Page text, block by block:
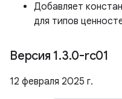
Добавляет
для типов
Версия 1.3.0-rc01
12 февраля 2025 г.